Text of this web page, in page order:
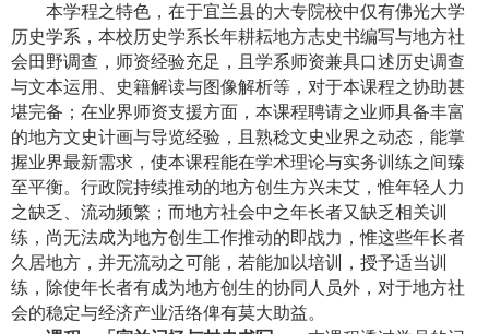
本学程之特色，在于宜兰县的大专院校中仅有佛光大学
历史学系，本校历史学系长年耕耘地方志史书编写与地方社
会田野调查，师资经验充足，且学系师资兼具口述历史调查
与文本运用、史籍解读与图像解析等，对于本课程之协助甚
堪完备；在业界师资支援方面，本课程聘请之业师具备丰富
的地方文史计画与导览经验，且熟稔文史业界之动态，能掌
握业界最新需求，使本课程能在学术理论与实务训练之间臻
至平衡。行政院持续推动的地方创生方兴未艾，惟年轻人力
之缺乏、流动频繁；而地方社会中之年长者又缺乏相关训
练，尚无法成为地方创生工作推动的即战力，惟这些年长者
久居地方，并无流动之可能，若能加以培训，授予适当训
练，除使年长者有成为地方创生的协同人员外，对于地方社
会的稳定与经济产业活络俾有莫大助益。